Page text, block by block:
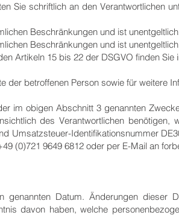
Sie schriftlich an den Verantwortlichen
Beschränkungen und ist
Beschränkungen und ist
Artikeln 15 bis 22 der DSGVO finden Sie
der betroffenen Person sowie für weitere
im obigen Abschnitt 3 genannten
des Verantwortlichen benötigen,
Umsatzsteuer-Identifikationsnummer
(0)721 9649 6812 oder per E-Mail an
Datum. Änderungen dieser
davon haben, welche